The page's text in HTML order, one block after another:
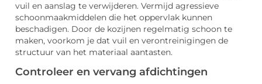
vuil en aanslag te verwijderen. Vermijd agressieve
schoonmaakmiddelen die het oppervlak kunnen
beschadigen. Door de kozijnen regelmatig schoon te
maken, voorkom je dat vuil en verontreinigingen de
structuur van het materiaal aantasten.
Controleer en vervang afdichtingen